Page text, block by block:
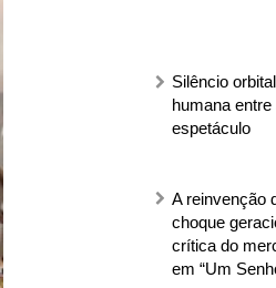
Silêncio
humana
espetáculo
A reinvenção
choque
crítica do
em “Um